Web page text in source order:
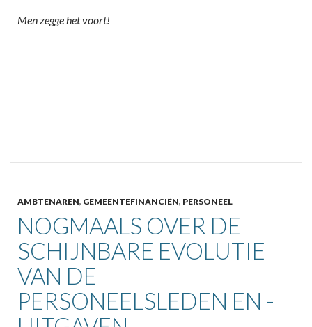
Men zegge het voort!
AMBTENAREN, GEMEENTEFINANCIËN, PERSONEEL
NOGMAALS OVER DE
SCHIJNBARE EVOLUTIE
VAN DE
PERSONEELSLEDEN EN -